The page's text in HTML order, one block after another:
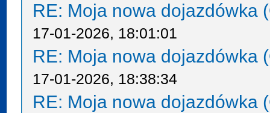
RE: Moja nowa dojazdówka
17-01-2026, 18:01:01
RE: Moja nowa dojazdówka
17-01-2026, 18:38:34
RE: Moja nowa dojazdówka